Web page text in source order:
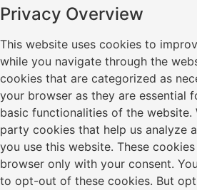
Privacy Overview
This website uses cookies to
while you navigate through the
cookies that are categorized as
your browser as they are essential
basic functionalities of the website.
party cookies that help us analyze
you use this website. These
browser only with your consent.
to opt-out of these cookies. But